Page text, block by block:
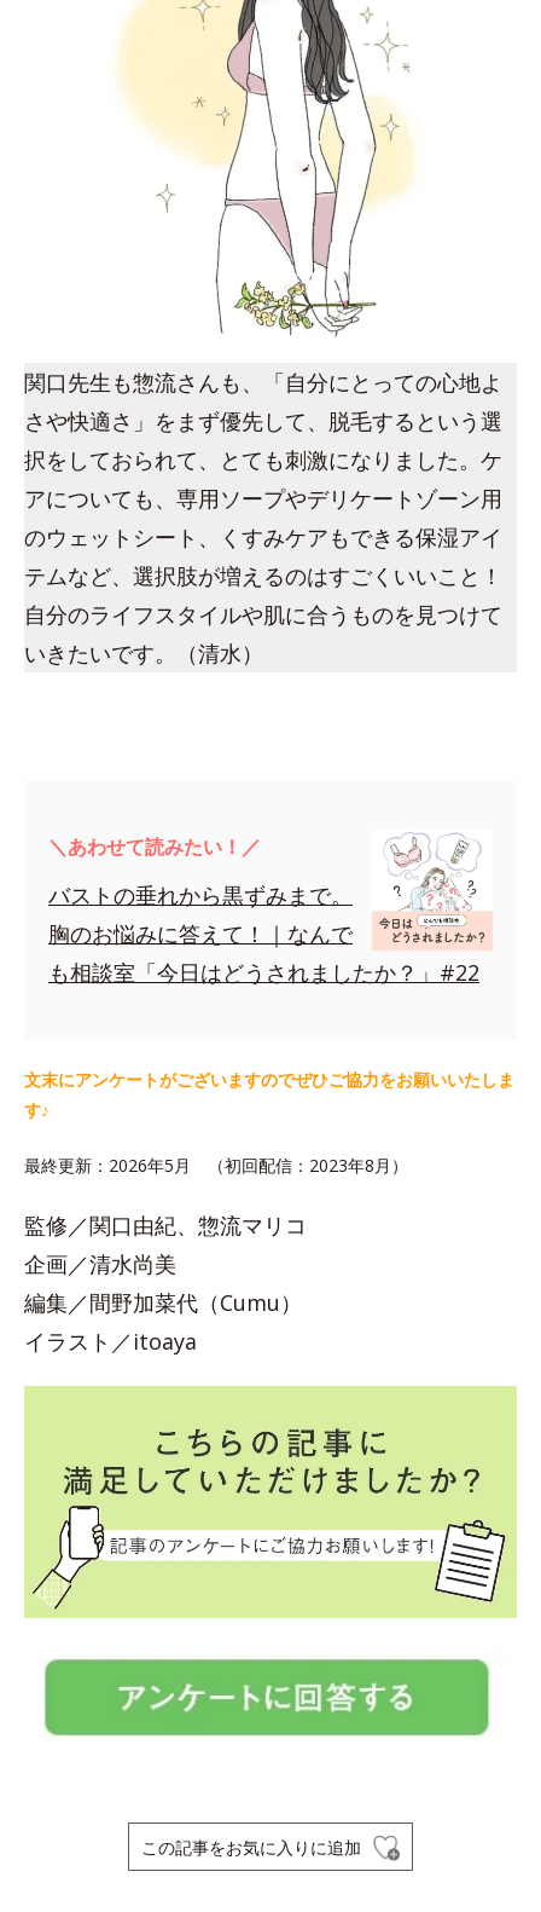
関口先生も惣流さんも、「自分にとっての心地よ
さや快適さ」をまず優先して、脱毛するという選
択をしておられて、とても刺激になりました。ケ
アについても、専用ソープやデリケートゾーン用
のウェットシート、くすみケアもできる保湿アイ
テムなど、選択肢が増えるのはすごくいいこと！
自分のライフスタイルや肌に合うものを見つけて
いきたいです。（清水）
＼あわせて読みたい！／
バストの垂れから黒ずみまで。
胸のお悩みに答えて！｜なんで
も相談室「今日はどうされましたか？」#22
文末にアンケートがございますのでぜひご協力をお願いいたしま
す♪
最終更新：2026年5月 （初回配信：2023年8月）
監修／関口由紀、惣流マリコ
企画／清水尚美
編集／間野加菜代（Cumu）
イラスト／itoaya
この記事をお気に入りに追加